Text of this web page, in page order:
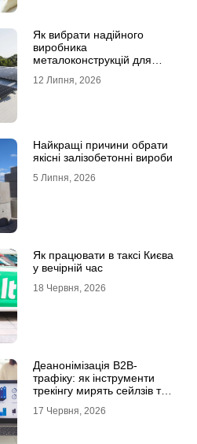
Як вибрати надійного
виробника
металоконструкцій для
12 Липня, 2026
Найкращі причини обрати
якісні залізобетонні вироби
5 Липня, 2026
Як працювати в таксі Києва
у вечірній час
18 Червня, 2026
Деанонімізація B2B-
трафіку: як інструменти
трекінгу мирять сейлзів та
17 Червня, 2026